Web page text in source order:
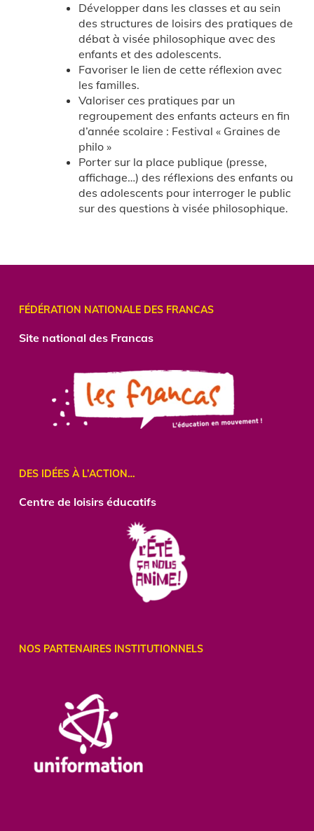
Développer dans les classes et au sein
des structures de loisirs des pratiques de
débat à visée philosophique avec des
enfants et des adolescents.
Favoriser le lien de cette réflexion avec
les familles.
Valoriser ces pratiques par un
regroupement des enfants acteurs en fin
d’année scolaire : Festival « Graines de
philo »
Porter sur la place publique (presse,
affichage…) des réflexions des enfants ou
des adolescents pour interroger le public
sur des questions à visée philosophique.
FÉDÉRATION NATIONALE DES FRANCAS
Site national des Francas
DES IDÉES À L’ACTION…
Centrede loisirs éducatifs
NOS PARTENAIRES INSTITUTIONNELS